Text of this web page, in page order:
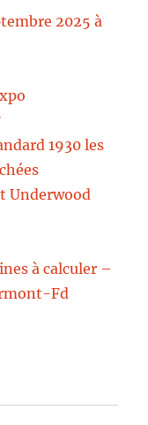
2025 à
1930 les
Underwood
à calculer –
Fd